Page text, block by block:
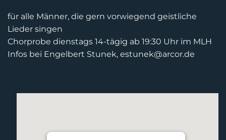
für alle Männer, die gern vorwiegend geistliche
Lieder singen
Chorprobe dienstags 14-tägig ab 19:30 Uhr im MLH
Infos bei Engelbert Stunek, estunek@arcor.de